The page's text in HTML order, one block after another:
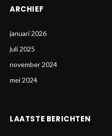
ARCHIEF
januari 2026
juli 2025
november 2024
mei 2024
LAATSTE BERICHTEN